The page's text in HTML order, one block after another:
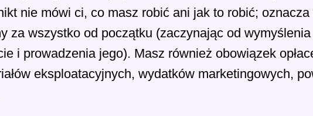
nie mówi ci, co masz robić ani jak to robić;
za wszystko od początku (zaczynając od
i prowadzenia jego). Masz również obowiązek
eksploatacyjnych, wydatków marketingowych,